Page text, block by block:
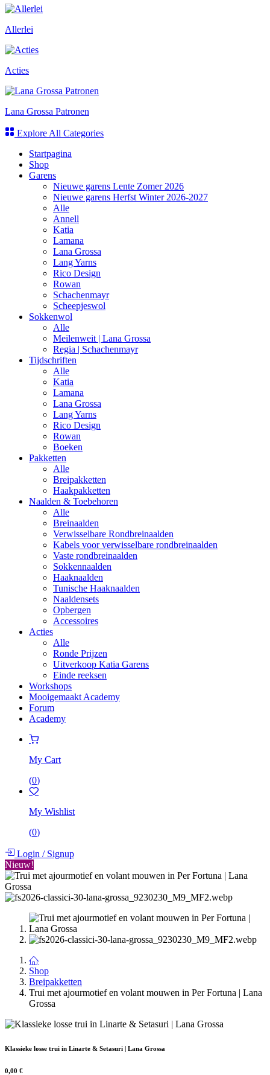
Allerlei
Acties
Lana Grossa Patronen
Explore All Categories
Startpagina
Shop
Garens
Nieuwe garens Lente Zomer 2026
Nieuwe garens Herfst Winter 2026-2027
Alle
Annell
Katia
Lamana
Lana Grossa
Lang Yarns
Rico Design
Rowan
Schachenmayr
Scheepjeswol
Sokkenwol
Alle
Meilenweit | Lana Grossa
Regia | Schachenmayr
Tijdschriften
Alle
Katia
Lamana
Lana Grossa
Lang Yarns
Rico Design
Rowan
Boeken
Pakketten
Alle
Breipakketten
Haakpakketten
Naalden & Toebehoren
Alle
Breinaalden
Verwisselbare Rondbreinaalden
Kabels voor verwisselbare rondbreinaalden
Vaste rondbreinaalden
Sokkennaalden
Haaknaalden
Tunische Haaknaalden
Naaldensets
Opbergen
Accessoires
Acties
Alle
Ronde Prijzen
Uitverkoop Katia Garens
Einde reeksen
Workshops
Mooigemaakt Academy
Forum
Academy
My Cart
(0)
My Wishlist
(0)
Login /Signup
Nieuw!
Shop
Breipakketten
Trui met ajourmotief en volant mouwen in Per Fortuna | Lana
Grossa
Klassieke losse trui in Linarte & Setasuri | Lana Grossa
0,00 €